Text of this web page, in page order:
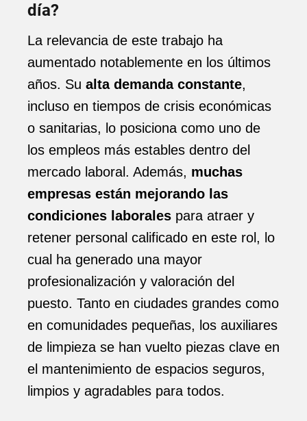
día?
La relevancia de este trabajo ha
aumentado notablemente en los últimos
años. Su alta demanda constante,
incluso en tiempos de crisis económicas
o sanitarias, lo posiciona como uno de
los empleos más estables dentro del
mercado laboral. Además, muchas
empresas están mejorando las
condiciones laborales para atraer y
retener personal calificado en este rol, lo
cual ha generado una mayor
profesionalización y valoración del
puesto. Tanto en ciudades grandes como
en comunidades pequeñas, los auxiliares
de limpieza se han vuelto piezas clave en
el mantenimiento de espacios seguros,
limpios y agradables para todos.